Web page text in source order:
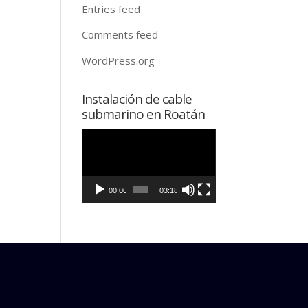
Entries feed
Comments feed
WordPress.org
Instalación de cable
submarino en Roatán
00:00 03:18